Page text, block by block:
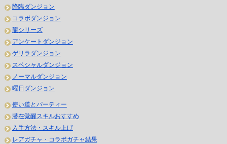
降臨ダンジョン
コラボダンジョン
龍シリーズ
アンケートダンジョン
ゲリラダンジョン
スペシャルダンジョン
ノーマルダンジョン
曜日ダンジョン
使い道とパーティー
潜在覚醒スキルおすすめ
入手方法・スキル上げ
レアガチャ・コラボガチャ結果